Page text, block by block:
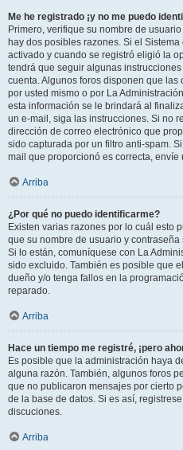
Me he registrado ¡y no me puedo
Primero, verifique su nombre de
hay dos posibles razones. Si el
activado y cuando se registró eligió la
tendrá que seguir algunas
cuenta. Algunos foros disponen que
por usted mismo o por La
esta información se le brindará al
un e-mail, siga las instrucciones. Si no
dirección de correo electrónico que
sido capturada por un filtro anti-spam.
mail que proporcionó es correcta,
Arriba
¿Por qué no puedo identificarme?
Existen varias razones por lo cuál esto
que su nombre de usuario y
Si lo están, comuníquese con La
sido excluido. También es posible que
dueño y/o tenga fallos en la
reparado.
Arriba
Hace un tiempo me registré, ¡pero
Es posible que la administración haya
alguna razón. También, algunos foros
que no publicaron mensajes por cierto
de la base de datos. Si es así,
discuciones.
Arriba